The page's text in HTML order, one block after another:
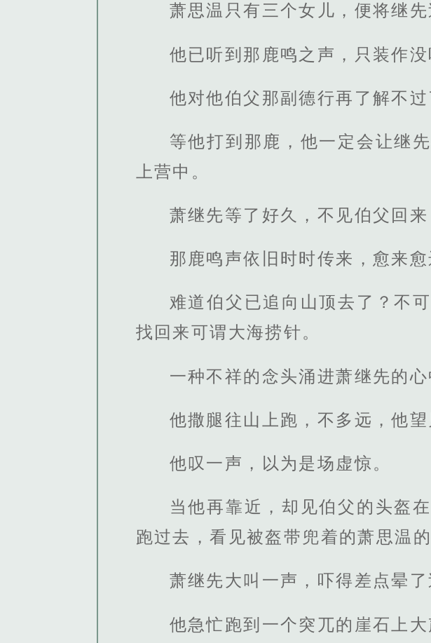
萧思温只有三个女儿，便将继
他已听到那鹿鸣之声，只装作没
他对他伯父那副德行再了解不过
等他打到那鹿，他一定会让继
上营中。
萧继先等了好久，不见伯父回来
那鹿鸣声依旧时时传来，愈来
难道伯父已追向山顶去了？不
找回来可谓大海捞针。
一种不祥的念头涌进萧继先的心
他撒腿往山上跑，不多远，他
他叹一声，以为是场虚惊。
当他再靠近，却见伯父的头盔
跑过去，看见被盔带兜着的萧思温
萧继先大叫一声，吓得差点晕了
他急忙跑到一个突兀的崖石上大